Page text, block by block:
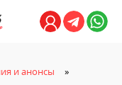
Личный
и анонсы